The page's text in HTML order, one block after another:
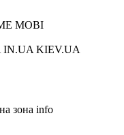
MOBI
IN.UA KIEV.UA
зона info